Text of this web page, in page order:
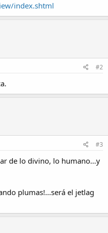
index.shtml
#2
#3
de lo divino, lo humano...y
plumas!...será el jetlag